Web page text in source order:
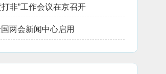
打非”工作会议在京召开
两会新闻中心启用